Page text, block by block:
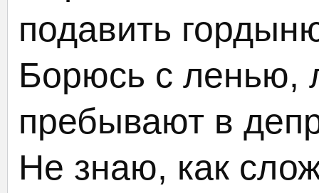
подавить
Борюсь с ленью,
пребывают в
Не знаю, как